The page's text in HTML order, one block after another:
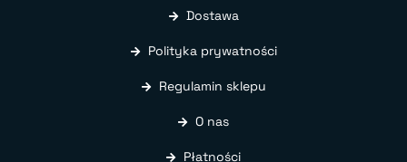
Dostawa
Polityka prywatności
Regulamin sklepu
O nas
Płatności